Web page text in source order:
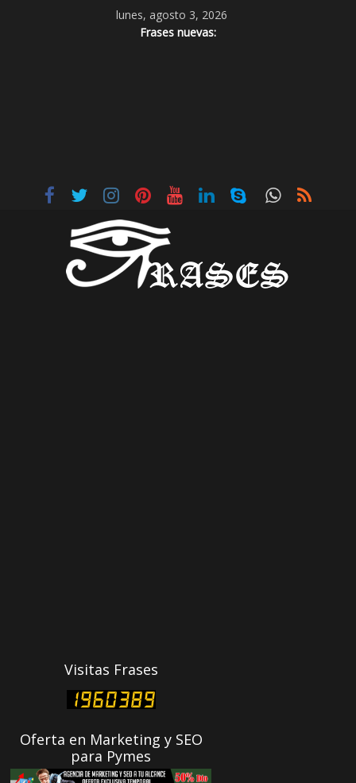
lunes, agosto 3, 2026
Frases nuevas:
Visitas Frases
Oferta en Marketing y SEO
para Pymes